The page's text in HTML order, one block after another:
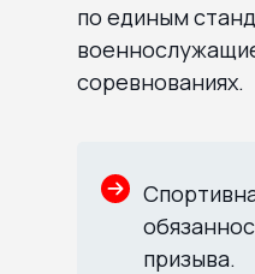
по единым
соревнованиях.
призыва.